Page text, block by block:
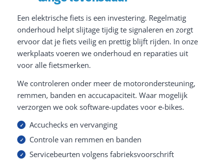
Een elektrische fiets is een investering. Regelmatig
onderhoud helpt slijtage tijdig te signaleren en zorgt
ervoor dat je fiets veilig en prettig blijft rijden. In onze
werkplaats voeren we onderhoud en reparaties uit
voor alle fietsmerken.
We controleren onder meer de motorondersteuning,
remmen, banden en accucapaciteit. Waar mogelijk
verzorgen we ook software-updates voor e-bikes.
Accuchecks en vervanging
Controle van remmen en banden
Servicebeurten volgens fabrieksvoorschrift